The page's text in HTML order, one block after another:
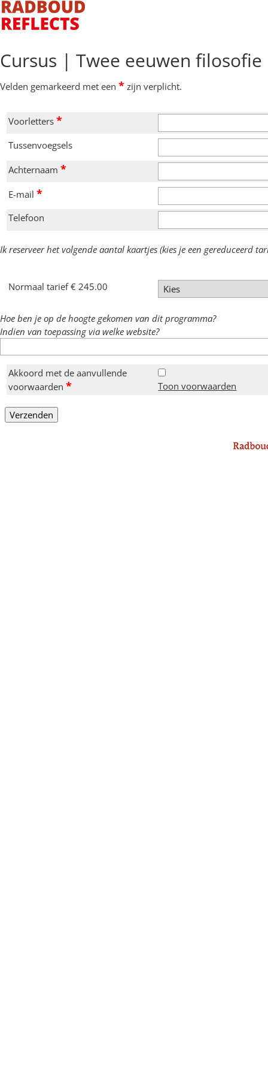
Cursus | Twee eeuwen filosofie
Velden gemarkeerd met een * zijn verplicht.
Voorletters*
Tussenvoegsels
Achternaam*
E-mail*
Telefoon
Ik reserveer het volgende aantal kaartjes (kies je een gereduceerd
Normaal tarief € 245.00
Hoe ben je op de hoogte gekomen van dit programma?
Indien van toepassing via welke website?
Akkoord met de aanvullende
voorwaarden* Toon voorwaarden